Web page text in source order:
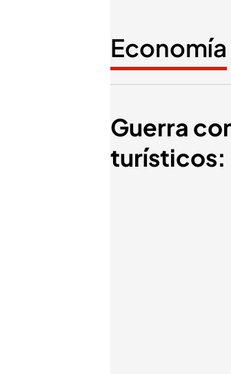
Economía
Guerra
turísticos: